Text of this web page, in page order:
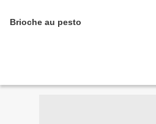
Brioche au pesto